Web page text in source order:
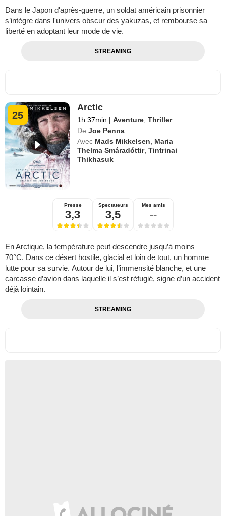
Dans le Japon d'après-guerre, un soldat américain prisonnier
s’intègre dans l'univers obscur des yakuzas, et rembourse sa
liberté en adoptant leur mode de vie.
STREAMING
25
Arctic
1h 37min | Aventure ,Thriller
De Joe Penna
Avec Mads Mikkelsen
Maria
Thelma Smáradóttir,Tintrinai
Thikhasuk
Presse
3,3
Spectateurs
3,5
Mes amis
--
En Arctique, la température peut descendre jusqu’à moins –
70°C. Dans ce désert hostile, glacial et loin de tout, un homme
lutte pour sa survie. Autour de lui, l’immensité blanche, et une
carcasse d’avion dans laquelle il s’est réfugié, signe d’un accident
déjà lointain.
STREAMING